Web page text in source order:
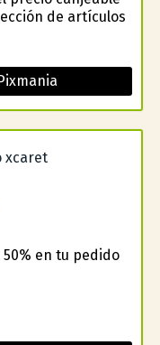
de artículos
en tu pedido